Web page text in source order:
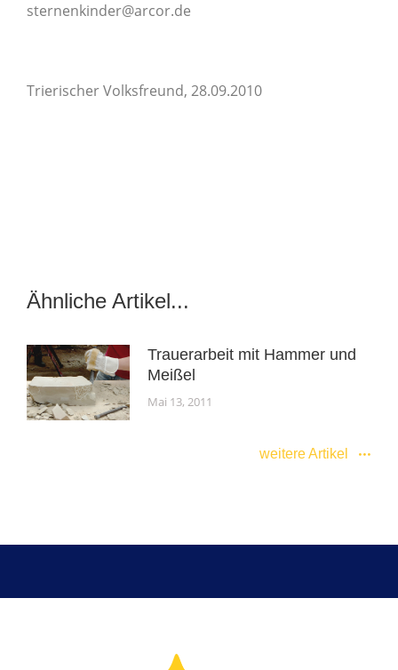
sternenkinder@arcor.de
Trierischer Volksfreund, 28.09.2010
Ähnliche Artikel...
Trauerarbeit mit Hammer und
Meißel
Mai 13, 2011
weitere Artikel